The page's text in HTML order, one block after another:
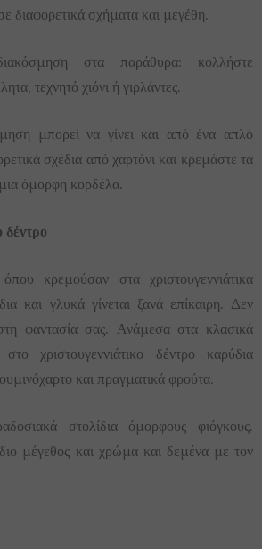
διαφορετικά σχήματα και μεγέθη.
στα παράθυρα: κολλήστε
τεχνητό χιόνι ή γιρλάντες.
μπορεί να γίνει και από ένα απλό
σχέδια από χαρτόνι και κρεμάστε τα
όμορφη κορδέλα.
δέντρο
κρεμούσαν στα χριστουγεννιάτικα
και γλυκά γίνεται ξανά επίκαιρη. Δεν
φαντασία σας. Ανάμεσα στα κλασικά
χριστουγεννιάτικο δέντρο καρύδια
και πραγματικά φρούτα.
στολίδια όμορφους φιόγκους.
μέγεθος και χρώμα και δεμένα με τον